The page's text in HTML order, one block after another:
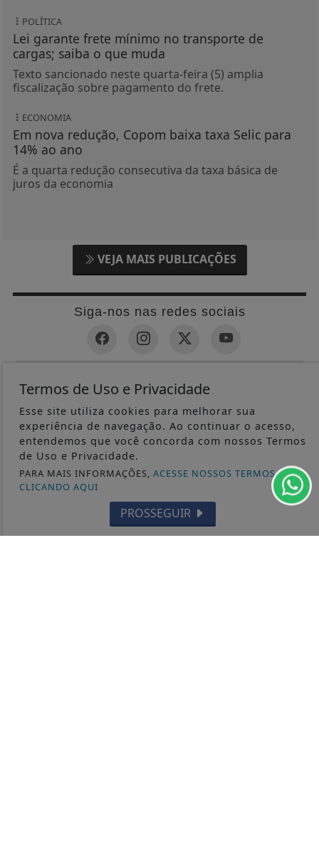
POLÍTICA
Lei garante frete mínimo no transporte de
cargas; saiba o que muda
Texto sancionado neste quarta-feira (5) amplia
fiscalização sobre pagamento do frete.
ECONOMIA
Em nova redução, Copom baixa taxa Selic para
14% ao ano
É a quarta redução consecutiva da taxa básica de
juros da economia
VEJA MAIS PUBLICAÇÕES
Siga-nos nas redes sociais
CRÔNICAS
NACIONAL
RELEMBRE
POLICIAL
GERAL
POLÍTICA
CONTOS DE DOMINGO
Termos de Uso e Privacidade
Esse site utiliza cookies para melhorar sua
experiência de navegação. Ao continuar o acesso,
entendemos que você concorda com nossos Termos
de Uso e Privacidade.
PARA MAIS INFORMAÇÕES, ACESSE NOSSOS TERMOS
CLICANDO AQUI
PROSSEGUIR